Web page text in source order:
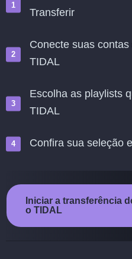
Transferir
Conecte suas
TIDAL
Escolha as playlists
TIDAL
Confira sua seleção
Iniciar a transferência
o TIDAL